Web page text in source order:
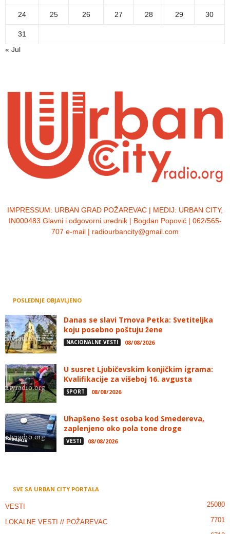
24 25 26 27 28 29 30
31
« Jul
IMPRESSUM: URBAN GRAD POŽAREVAC | MEDIJ: URBAN CITY,
IN000483 Glavni i odgovorni urednik | Bogdan Popović | 062/565-
707 e-mail | radiourbancity@gmail.com
POSLEDNJE OBJAVLJENO
Danas se slavi Trnova Petka: Svetiteljka
koju posebno poštuju žene
NACIONALNE VESTI 08/08/2026
U susret Ljubičevskim konjičkim igrama:
Kvalifikacije za višeboj 16. avgusta
SPORT 08/08/2026
Uhapšeno šest osoba kod Smedereva,
zaplenjeno oko pola tone droge
VESTI 08/08/2026
SVE SA URBAN CITY PORTALA
VESTI 25080
LOKALNE VESTI // POŽAREVAC 7701